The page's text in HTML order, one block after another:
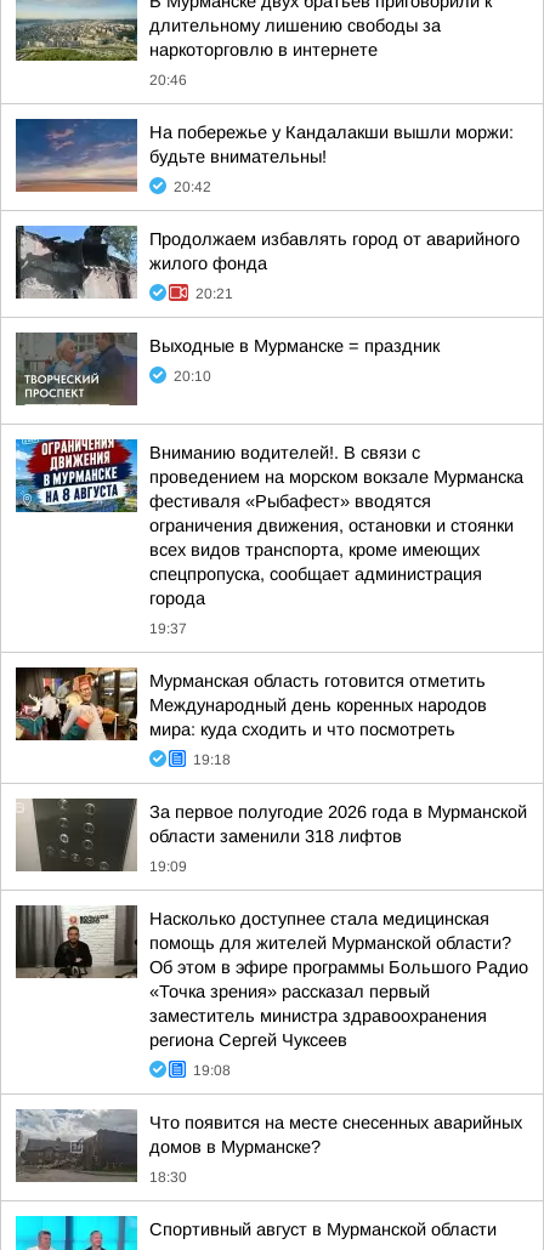
длительному лишению свободы за
наркоторговлю в интернете
20:46
На побережье у Кандалакши вышли моржи:
будьте внимательны!
20:42
Продолжаем избавлять город от аварийного
жилого фонда
20:21
Выходные в Мурманске = праздник
20:10
Вниманию водителей!. В связи с
проведением на морском вокзале Мурманска
фестиваля «Рыбафест» вводятся
ограничения движения, остановки и стоянки
всех видов транспорта, кроме имеющих
спецпропуска, сообщает администрация
города
19:37
Мурманская область готовится отметить
Международный день коренных народов
мира: куда сходить и что посмотреть
19:18
За первое полугодие 2026 года в Мурманской
области заменили 318 лифтов
19:09
Насколько доступнее стала медицинская
помощь для жителей Мурманской области?
Об этом в эфире программы Большого Радио
«Точка зрения» рассказал первый
заместитель министра здравоохранения
региона Сергей Чуксеев
19:08
Что появится на месте снесенных аварийных
домов в Мурманске?
18:30
Спортивный август в Мурманской области